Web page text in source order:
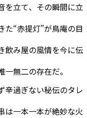
を立て、その瞬間に立
た“赤提灯”が鳥庵の目
飲み屋の風情を今に伝
無二の存在だ。
辛過ぎない秘伝のタレ
は一本一本が絶妙な火